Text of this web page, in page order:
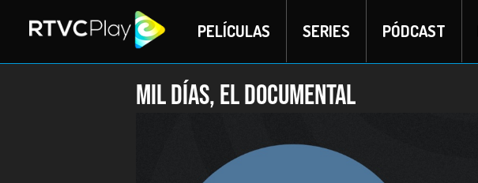
PELÍCULAS SERIES PÓDCAST
Mil días, el documental